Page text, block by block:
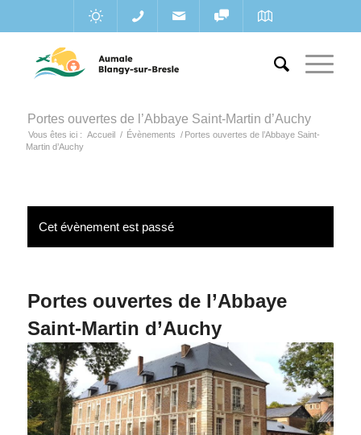
Portes ouvertes de l’Abbaye Saint-Martin d’Auchy
Vous êtes ici : Accueil / Évènements / Portes ouvertes de l’Abbaye Saint-
Martin d’Auchy
Cet évènement est passé
Portes ouvertes de l’Abbaye
Saint-Martin d’Auchy